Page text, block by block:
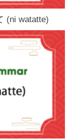
(ni watatte)